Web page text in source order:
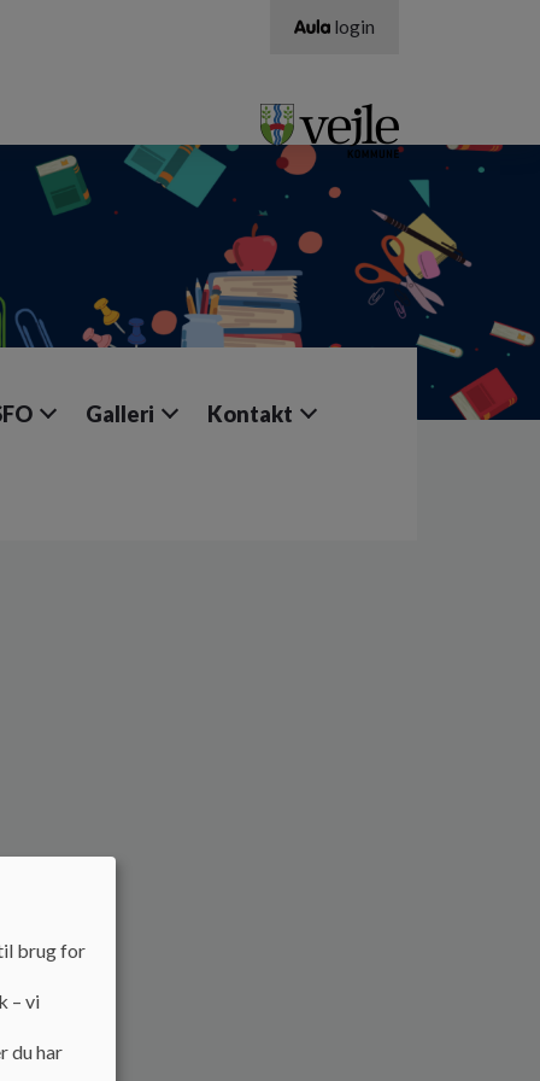
login
Galleri Kontakt
brug for
– vi
du har